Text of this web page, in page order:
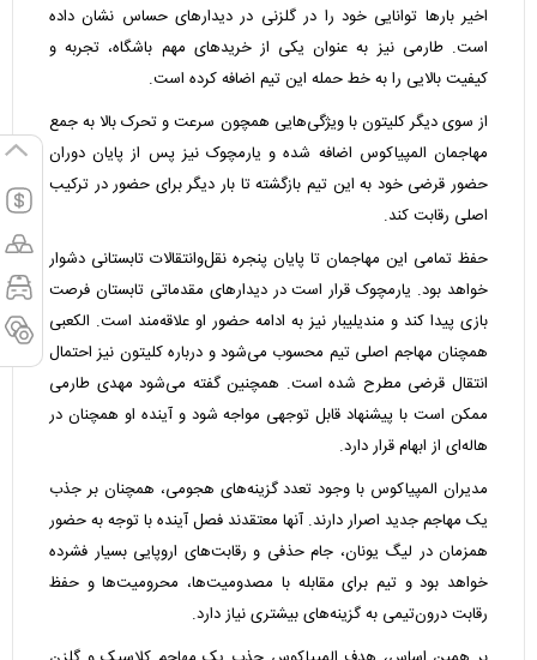
اخیر بارها توانایی خود را در گلزنی در دیدارهای حساس نشان داده
است. طارمی نیز به عنوان یکی از خریدهای مهم باشگاه، تجربه و
کیفیت بالایی را به خط حمله این تیم اضافه کرده است.
از سوی دیگر کلیتون با ویژگی‌هایی همچون سرعت و تحرک بالا به جمع
مهاجمان المپیاکوس اضافه شده و یارمچوک نیز پس از پایان دوران
حضور قرضی خود به این تیم بازگشته تا بار دیگر برای حضور در ترکیب
اصلی رقابت کند.
حفظ تمامی این مهاجمان تا پایان پنجره نقل‌وانتقالات تابستانی دشوار
خواهد بود. یارمچوک قرار است در دیدارهای مقدماتی تابستان فرصت
بازی پیدا کند و مندیلیبار نیز به ادامه حضور او علاقه‌مند است. الکعبی
همچنان مهاجم اصلی تیم محسوب می‌شود و درباره کلیتون نیز احتمال
انتقال قرضی مطرح شده است. همچنین گفته می‌شود مهدی طارمی
ممکن است با پیشنهاد قابل توجهی مواجه شود و آینده او همچنان در
هاله‌ای از ابهام قرار دارد.
مدیران المپیاکوس با وجود تعدد گزینه‌های هجومی، همچنان بر جذب
یک مهاجم جدید اصرار دارند. آنها معتقدند فصل آینده با توجه به حضور
همزمان در لیگ یونان، جام حذفی و رقابت‌های اروپایی بسیار فشرده
خواهد بود و تیم برای مقابله با مصدومیت‌ها، محرومیت‌ها و حفظ
رقابت درون‌تیمی به گزینه‌های بیشتری نیاز دارد.